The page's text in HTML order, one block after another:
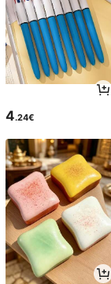
4.24€